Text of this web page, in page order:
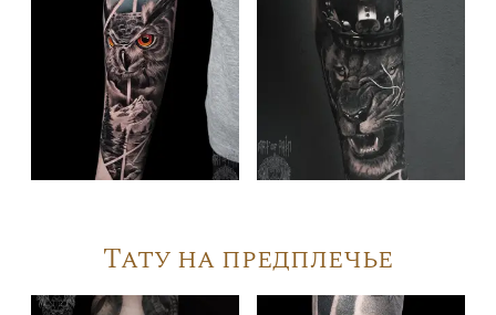
Тату на предплечье